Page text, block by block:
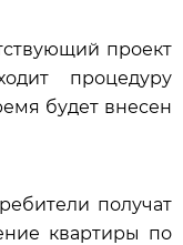
проект
процедуру
будет внесен
получат
квартиры по